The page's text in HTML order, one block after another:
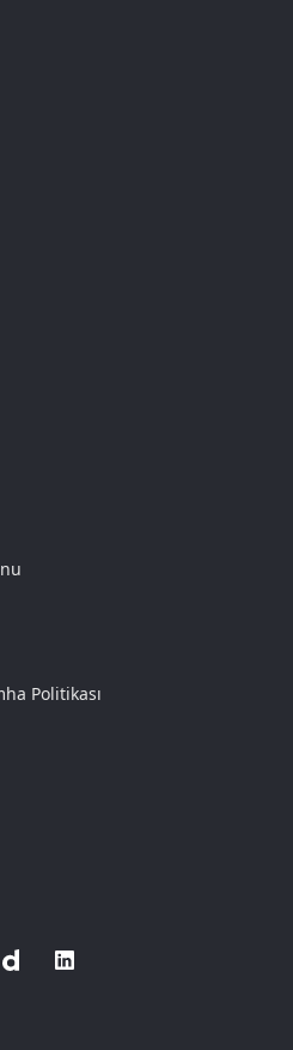
Politikası